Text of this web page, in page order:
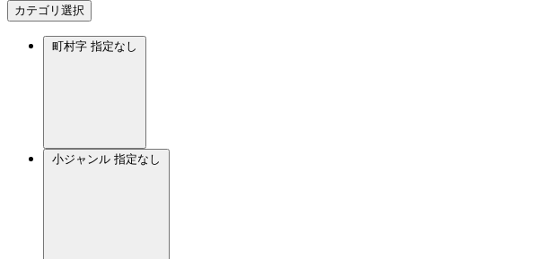
カテゴリ選択
町村字 指定なし
小ジャンル 指定なし